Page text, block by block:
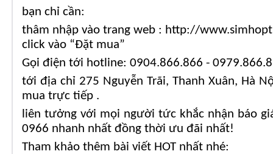
bạn chỉ cần:
thâm nhập vào trang web : http://
click vào “Đặt mua”
Gọi điện tới hotline: 0904.866.866 -
tới địa chỉ 275 Nguyễn Trãi, Thanh Xuân, Hà
mua trực tiếp .
liên tưởng với mọi người tức khắc nhận báo
0966 nhanh nhất đồng thời ưu đãi nhất!
Tham khảo thêm bài viết HOT nhất nhé: